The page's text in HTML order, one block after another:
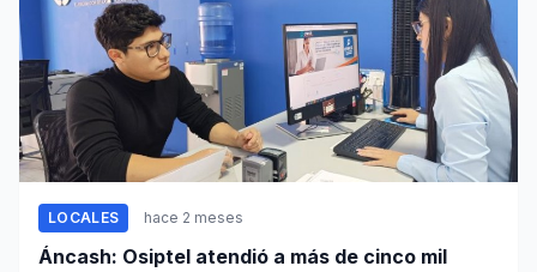
LOCALES hace 2 meses
Áncash: Osiptel atendió a más de cinco mil